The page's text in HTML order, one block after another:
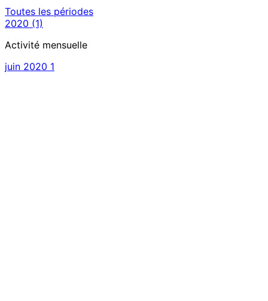
Toutes les périodes
2020 (1)
Activité mensuelle
juin 2020 1